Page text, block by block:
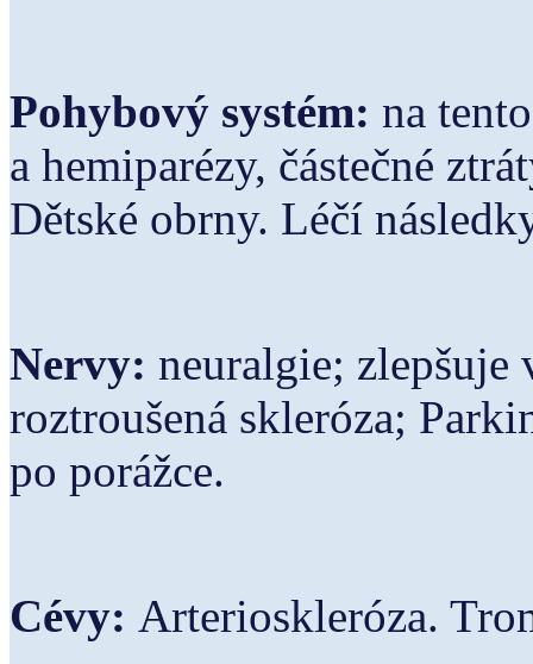
Pohybový systém: na
a hemiparézy, částečné
Dětské obrny. Léčí
Nervy: neuralgie; zlepšuje
roztroušená skleróza;
po porážce.
Cévy: Arterioskleróza.